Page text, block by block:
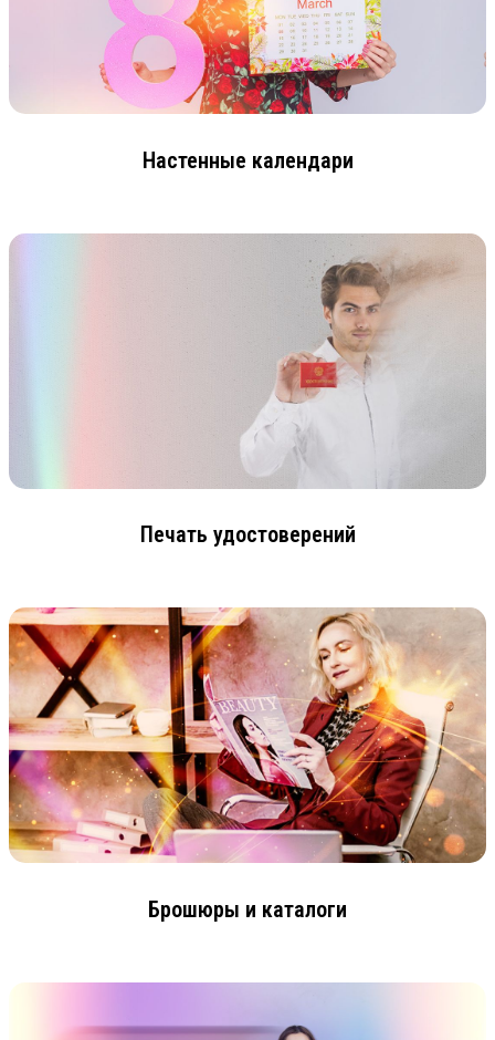
Настенные календари
Печать удостоверений
Брошюры и каталоги